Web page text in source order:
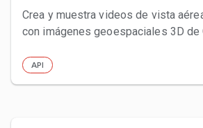
Crea y muestra videos de vista
con imágenes geoespaciales 3D de
API